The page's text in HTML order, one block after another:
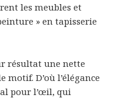
les meubles et
» en tapisserie
résultat une nette
motif. D’où l’élégance
pour l’œil, qui